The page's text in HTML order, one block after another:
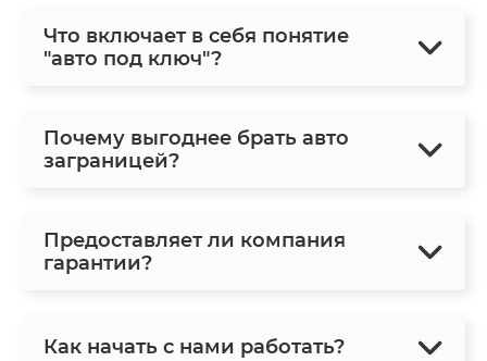
Что включает в себя понятие
"авто под ключ"?
Почему выгоднее брать авто
заграницей?
Предоставляет ли компания
гарантии?
Как начать с нами работать?